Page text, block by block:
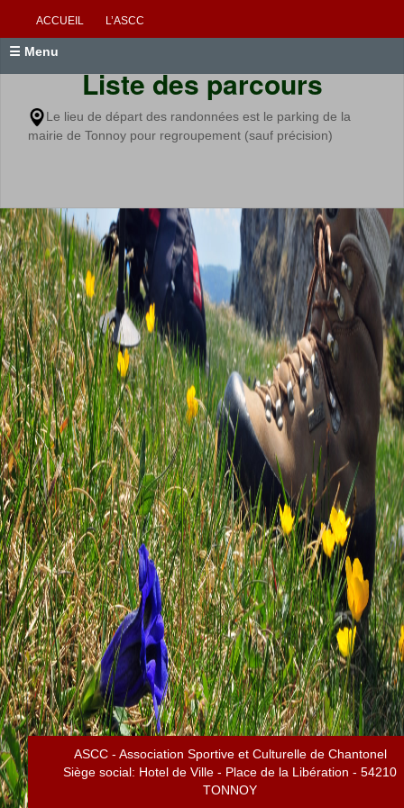
ACCUEIL L’ASCC
☰ Menu
Liste des parcours
Le lieu de départ des randonnées est le parking de la
mairie de Tonnoy pour regroupement (sauf précision)
ASCC - Association Sportive et Culturelle de Chantonel
Siège social: Hotel de Ville - Place de la Libération - 54210
TONNOY